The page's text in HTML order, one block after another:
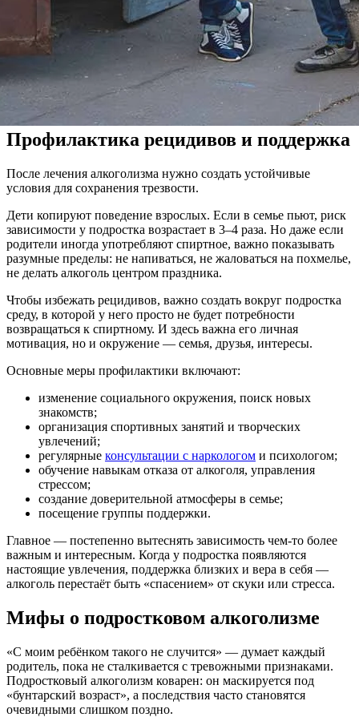
Профилактика рецидивов и поддержка
После лечения алкоголизма нужно создать устойчивые
условия для сохранения трезвости.
Дети копируют поведение взрослых. Если в семье пьют, риск
зависимости у подростка возрастает в 3–4 раза. Но даже если
родители иногда употребляют спиртное, важно показывать
разумные пределы: не напиваться, не жаловаться на похмелье,
не делать алкоголь центром праздника.
Чтобы избежать рецидивов, важно создать вокруг подростка
среду, в которой у него просто не будет потребности
возвращаться к спиртному. И здесь важна его личная
мотивация, но и окружение — семья, друзья, интересы.
Основные меры профилактики включают:
изменение социального окружения, поиск новых
знакомств;
организация спортивных занятий и творческих
увлечений;
регулярные консультации с наркологом и психологом;
обучение навыкам отказа от алкоголя, управления
стрессом;
создание доверительной атмосферы в семье;
посещение группы поддержки.
Главное — постепенно вытеснять зависимость чем-то более
важным и интересным. Когда у подростка появляются
настоящие увлечения, поддержка близких и вера в себя —
алкоголь перестаёт быть «спасением» от скуки или стресса.
Мифы о подростковом алкоголизме
«С моим ребёнком такого не случится» — думает каждый
родитель, пока не сталкивается с тревожными признаками.
Подростковый алкоголизм коварен: он маскируется под
«бунтарский возраст», а последствия часто становятся
очевидными слишком поздно.